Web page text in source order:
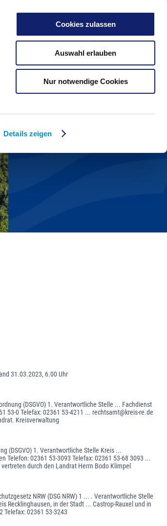
Details zeigen
Cookies zulassen
Auswahl erlauben
Nur notwendige Cookies
31.03.2023, 6.00 Uhr
(DSGVO) 1. Verantwortliche Stelle ... Fachdienst
53-0 Telefax: 02361 53-4211 ... rechtsamt@kreis-re.de
Kreisverwaltung
(DSGVO) 1. Verantwortliche Stelle Kreis ...
Telefon: 02361 53-3093 Telefax: 02361 53-68 3093 ...
durch den Landrat Herrn Bodo Klimpel
NRW (DSG NRW) 1 ... . Verantwortliche Stelle
Recklinghausen, in der Stadt ... Castrop-Rauxel und in
Telefax: 02361 53-3243